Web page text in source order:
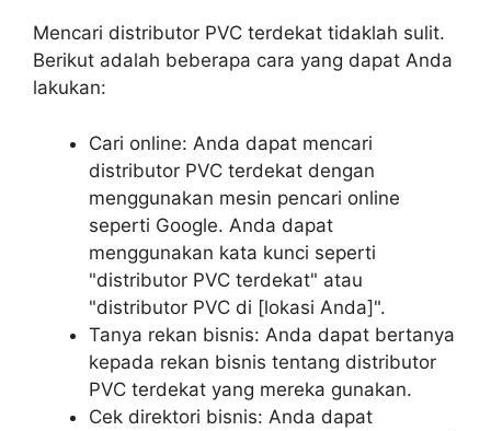
Mencari distributor PVC terdekat tidaklah sulit.
Berikut adalah beberapa cara yang dapat Anda
lakukan:
Cari online: Anda dapat mencari
distributor PVC terdekat dengan
menggunakan mesin pencari online
seperti Google. Anda dapat
menggunakan kata kunci seperti
"distributor PVC terdekat" atau
"distributor PVC di [lokasi Anda]".
Tanya rekan bisnis: Anda dapat bertanya
kepada rekan bisnis tentang distributor
PVC terdekat yang mereka gunakan.
Cek direktori bisnis: Anda dapat